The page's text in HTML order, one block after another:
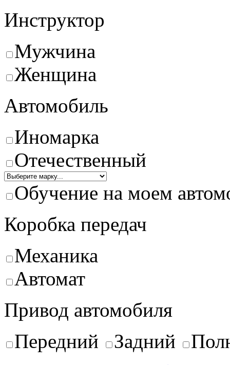
Инструктор
Мужчина
Женщина
Автомобиль
Иномарка
Отечественный
Обучение на моем
Коробка передач
Механика
Автомат
Привод автомобиля
Передний
Задний